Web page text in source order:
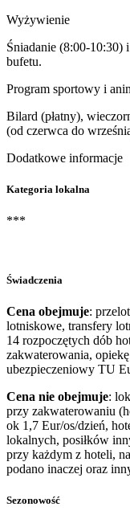
Wyżywienie
Śniadanie (8:00-
bufetu.
Program sportowy i
Bilard (płatny),
(od czerwca do
Dodatkowe informacje
Kategoria lokalna
***
Świadczenia
Cena obejmuje:
lotniskowe, transfery
14 rozpoczętych dób
zakwaterowania,
ubezpieczeniowy TU
Cena nie obejmuje:
przy zakwaterowaniu
ok 1,7 Eur/os/dzień,
lokalnych, posiłków
przy każdym z hoteli,
podano inaczej oraz
Sezonowość